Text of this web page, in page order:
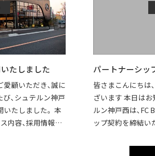
たしました
顧いただき、誠に
、シュテルン神戸
たしました。 本
内容、採用情報な
パートナーシッ
皆さまこんにちは
ざいます 本日はお
ルン神戸西は、FC
ップ契約を締結い